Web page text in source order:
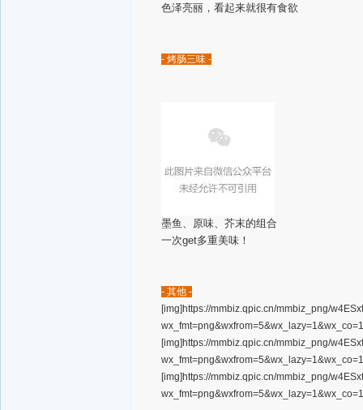
色泽亮丽，看起来就很有食欲
- 烤肠三味 -
墨鱼、原味、芥末的组合
一次get多重美味！
- 其他 -
[img]https://mmbiz.qpic.cn/mmbiz_png/
[img]https://mmbiz.qpic.cn/mmbiz_png/
[img]https://mmbiz.qpic.cn/mmbiz_png/